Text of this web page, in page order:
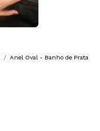
/ Anel Oval - Banho de Prata